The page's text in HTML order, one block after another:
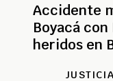
Accidente
Boyacá
heridos en
JUSTICIA